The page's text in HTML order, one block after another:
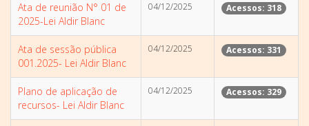
Ata de reunião N° 01 de
2025-Lei Aldir Blanc
04/12/2025 Acessos: 318
Ata de sessão pública
001.2025- Lei Aldir Blanc
04/12/2025 Acessos: 331
Plano de aplicação de
recursos- Lei Aldir Blanc
04/12/2025 Acessos: 329